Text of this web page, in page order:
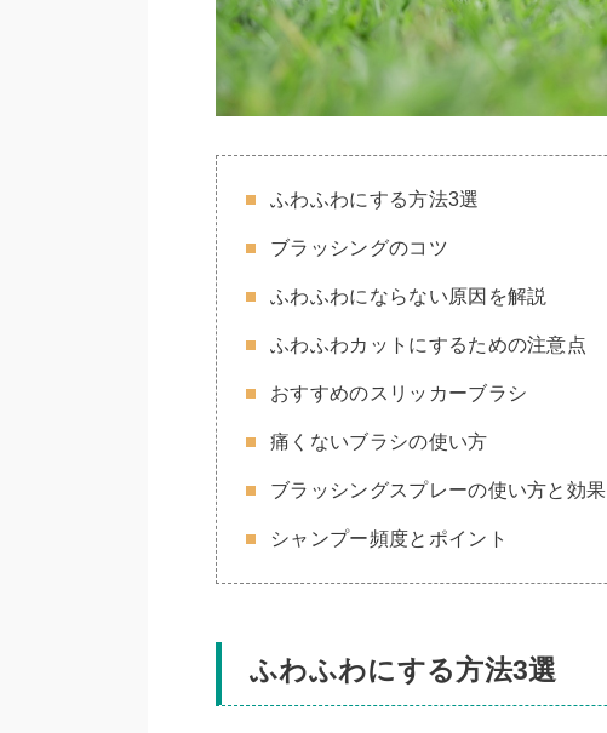
ふわふわにする方法3選
ブラッシングのコツ
ふわふわにならない原因を解説
ふわふわカットにするための注意点
おすすめのスリッカーブラシ
痛くないブラシの使い方
ブラッシングスプレーの使い方と効果
シャンプー頻度とポイント
ふわふわにする方法3選